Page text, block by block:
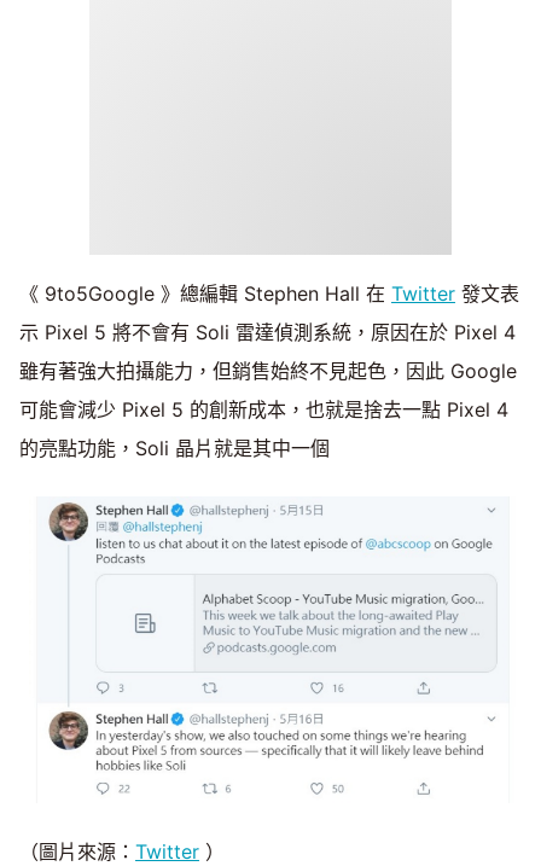
《 9to5Google 》總編輯 Stephen Hall 在 Twitter 發文表
示 Pixel 5 將不會有 Soli 雷達偵測系統，原因在於 Pixel 4
雖有著強大拍攝能力，但銷售始終不見起色，因此 Google
可能會減少 Pixel 5 的創新成本，也就是捨去一點 Pixel 4
的亮點功能，Soli 晶片就是其中一個
（圖片來源： Twitter ）